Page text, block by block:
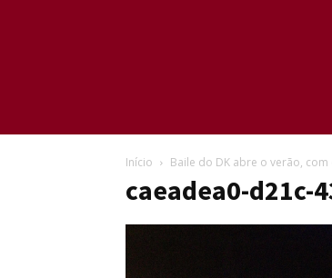
Início Baile do DK abre o verão,
caeadea0-d21c-